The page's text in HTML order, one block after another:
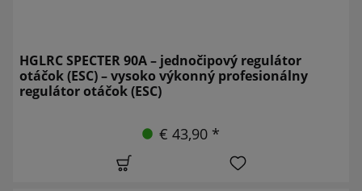
HGLRC SPECTER 90A – jednočipový regulátor
otáčok (ESC) – vysoko výkonný profesionálny
regulátor otáčok (ESC)
€ 43,90 *